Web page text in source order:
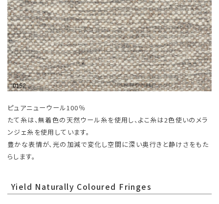
ピュアニューウール100％
たて糸は、無着色の天然ウール糸を使用し、よこ糸は2色使いのメラ
ンジェ糸を使用しています。
豊かな表情が、光の加減で変化し空間に深い奥行きと静けさをもた
らします。
Yield Naturally Coloured Fringes